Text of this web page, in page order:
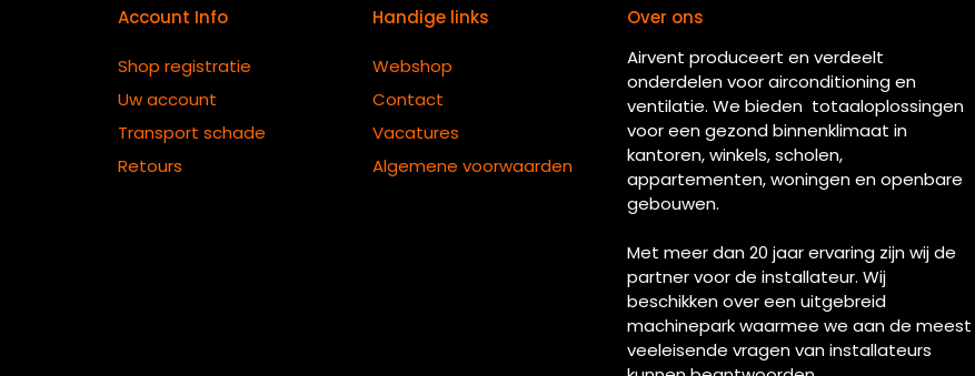
Account Info
Shop registratie
Uw account
Transport schade
Retours
Handige links
Webshop
Contact
Vacatures
Algemene voorwaarden
Over ons
Airvent produceert en verdeelt
onderdelen voor airconditioning en
ventilatie. We bieden totaaloplossingen
voor een gezond binnenklimaat in
kantoren, winkels, scholen,
appartementen, woningen en openbare
gebouwen.
Met meer dan 20 jaar ervaring zijn wij de
partner voor de installateur. Wij
beschikken over een uitgebreid
machinepark waarmee we aan de meest
veeleisende vragen van installateurs